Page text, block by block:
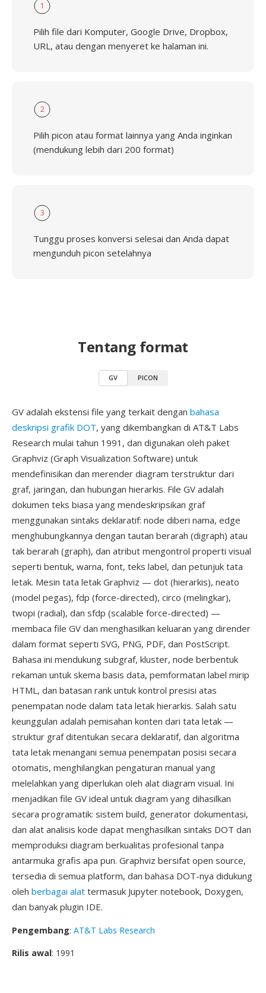
1
Pilih file dari Komputer, Google Drive, Dropbox,
URL, atau dengan menyeret ke halaman ini.
2
Pilih picon atau format lainnya yang Anda inginkan
(mendukung lebih dari 200 format)
3
Tunggu proses konversi selesai dan Anda dapat
mengunduh picon setelahnya
Tentang format
GV PICON
GV adalah ekstensi file yang terkait dengan bahasa
deskripsi grafik DOT, yang dikembangkan di AT&T Labs
Research mulai tahun 1991, dan digunakan oleh paket
Graphviz (Graph Visualization Software) untuk
mendefinisikan dan merender diagram terstruktur dari
graf, jaringan, dan hubungan hierarkis. File GV adalah
dokumen teks biasa yang mendeskripsikan graf
menggunakan sintaks deklaratif: node diberi nama, edge
menghubungkannya dengan tautan berarah (digraph) atau
tak berarah (graph), dan atribut mengontrol properti visual
seperti bentuk, warna, font, teks label, dan petunjuk tata
letak. Mesin tata letak Graphviz — dot (hierarkis), neato
(model pegas), fdp (force-directed), circo (melingkar),
twopi (radial), dan sfdp (scalable force-directed) —
membaca file GV dan menghasilkan keluaran yang dirender
dalam format seperti SVG, PNG, PDF, dan PostScript.
Bahasa ini mendukung subgraf, kluster, node berbentuk
rekaman untuk skema basis data, pemformatan label mirip
HTML, dan batasan rank untuk kontrol presisi atas
penempatan node dalam tata letak hierarkis. Salah satu
keunggulan adalah pemisahan konten dari tata letak —
struktur graf ditentukan secara deklaratif, dan algoritma
tata letak menangani semua penempatan posisi secara
otomatis, menghilangkan pengaturan manual yang
melelahkan yang diperlukan oleh alat diagram visual. Ini
menjadikan file GV ideal untuk diagram yang dihasilkan
secara programatik: sistem build, generator dokumentasi,
dan alat analisis kode dapat menghasilkan sintaks DOT dan
memproduksi diagram berkualitas profesional tanpa
antarmuka grafis apa pun. Graphviz bersifat open source,
tersedia di semua platform, dan bahasa DOT-nya didukung
oleh berbagai alat termasuk Jupyter notebook, Doxygen,
dan banyak plugin IDE.
Pengembang: AT&T Labs Research
Rilis awal: 1991